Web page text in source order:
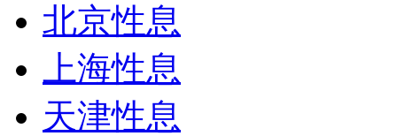
北京性息
上海性息
天津性息